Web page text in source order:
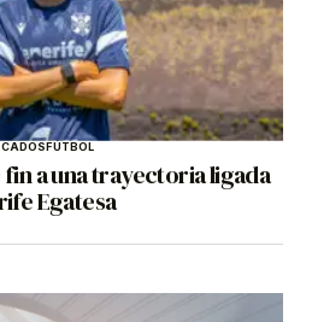
FÚTBOL
a una trayectoria ligada
Egatesa